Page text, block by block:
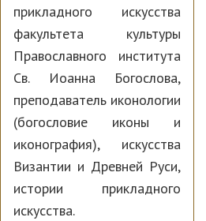
прикладного искусства
факультета культуры
Православного института
Св. Иоанна Богослова,
преподаватель иконологии
(богословие иконы и
иконография), искусства
Византии и Древней Руси,
истории прикладного
искусства.